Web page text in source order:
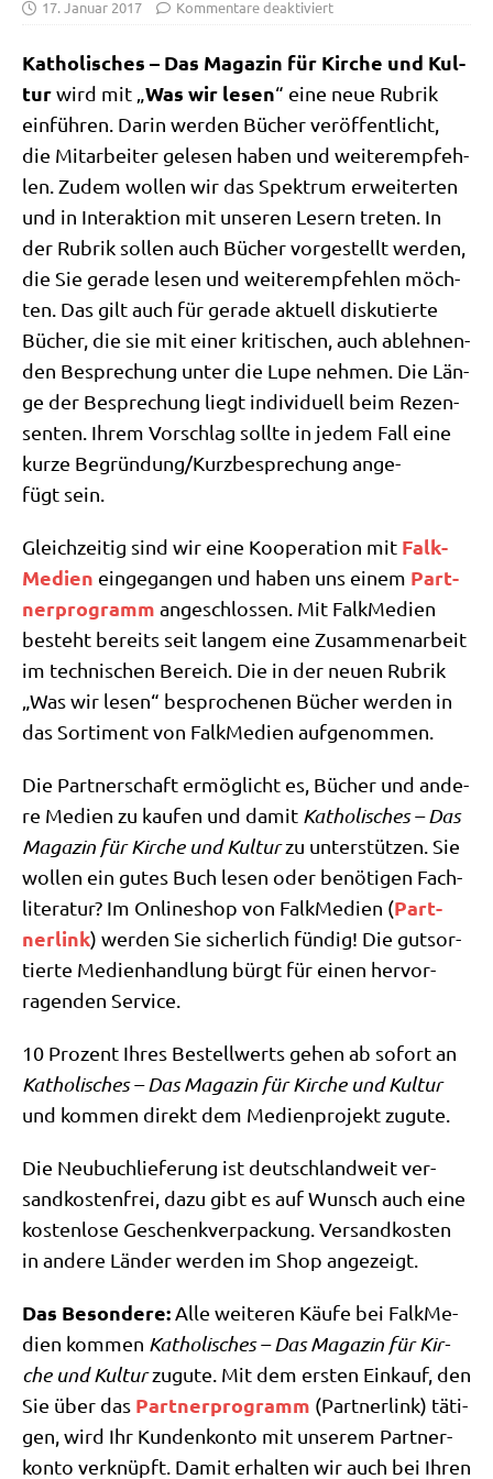
17. Januar 2017 Kommentare deaktiviert
Katho­li­sches – Das Maga­zin für Kir­che und Kul­
turwird mit „ Was wir lesen“ eine neue Rubrik
ein­füh­ren. Dar­in wer­den Bücher ver­öf­fent­licht,
die Mit­ar­bei­ter gele­sen haben und wei­ter­emp­feh­
len. Zudem wol­len wir das Spek­trum erwei­ter­ten
und in Inter­ak­ti­on mit unse­ren Lesern tre­ten. In
der Rubrik sol­len auch Bücher vor­ge­stellt wer­den,
die Sie gera­de lesen und wei­ter­emp­feh­len möch­
ten. Das gilt auch für gera­de aktu­ell dis­ku­tier­te
Bücher, die sie mit einer kri­ti­schen, auch ableh­nen­
den Bespre­chung unter die Lupe neh­men. Die Län­
ge der Bespre­chung liegt indi­vi­du­ell beim Rezen­
sen­ten. Ihrem Vor­schlag soll­te in jedem Fall eine
kur­ze Begründung/​Kurzbesprechung ange­
fügt sein.
Gleich­zei­tig sind wir eine Koope­ra­ti­on mit Falk­
Me­di­en ein­ge­gan­gen und haben uns einem Part­
ner­pro­gramm ange­schlos­sen. Mit Falk­Me­di­en
besteht bereits seit lan­gem eine Zusam­men­ar­beit
im tech­ni­schen Bereich. Die in der neu­en Rubrik
„Was wir lesen“ bespro­che­nen Bücher wer­den in
das Sor­ti­ment von Falk­Me­di­en aufgenommen.
Die Part­ner­schaft ermög­licht es, Bücher und ande­
re Medi­en zu kau­fen und damit Katho­li­sches – Das
Maga­zin für Kir­che und Kul­turzu unter­stüt­zen. Sie
wol­len ein gutes Buch lesen oder benö­ti­gen Fach­
li­te­ra­tur? Im Online­shop von Falk­Me­di­en (Part­
ner­link) wer­den Sie sicher­lich fün­dig! Die gut­sor­
tier­te Medienhand­lung bürgt für einen her­vor­
ragen­den Service.
10 Pro­zent Ihres Be­stellwerts gehen ab so­fort an
Katho­li­sches – Das Maga­zin für Kir­che und Kul­tur
und kom­men direkt dem Medi­en­pro­jekt zugute.
Die Neubuchlie­fe­rung ist deutsch­land­weit ver­
sand­kos­ten­frei, dazu gibt es auf Wunsch auch eine
kos­ten­lose Ge­schenk­ver­packung. Ver­sand­ko­sten
in ande­re Län­der wer­den im Shop angezeigt.
Das Beson­de­re: Alle wei­te­ren Käu­fe bei Falk­Me­
di­en kom­men Katho­li­sches – Das Maga­zin für Kir­
che und Kul­turzugu­te. Mit dem ersten Ein­kauf, den
Sie über das Part­ner­pro­gramm (Part­ner­link) täti­
gen, wird Ihr Kun­den­kon­to mit unse­rem Part­ner­
kon­to ver­knüpft. Damit erhal­ten wir auch bei Ihren